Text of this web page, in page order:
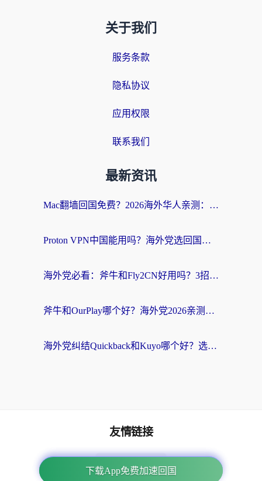
关于我们
服务条款
隐私协议
应用权限
联系我们
最新资讯
Mac翻墙回国免费？2026海外华人亲测：从CCTV5直播到国内APP，这样选加速器才靠谱
Proton VPN中国能用吗？海外党选回国加速器的避坑指南（附番茄加速器实测）
海外党必看：斧牛和Fly2CN好用吗？3招教你选对回国加速器（附免费试用攻略）
斧牛和OurPlay哪个好？海外党2026亲测：选对加速器，国内资源秒加载
海外党纠结Quickback和Kuyo哪个好？选对回国加速器才能无缝刷国内资源
下载App免费加速回国
友情链接
下载App免费加速回国